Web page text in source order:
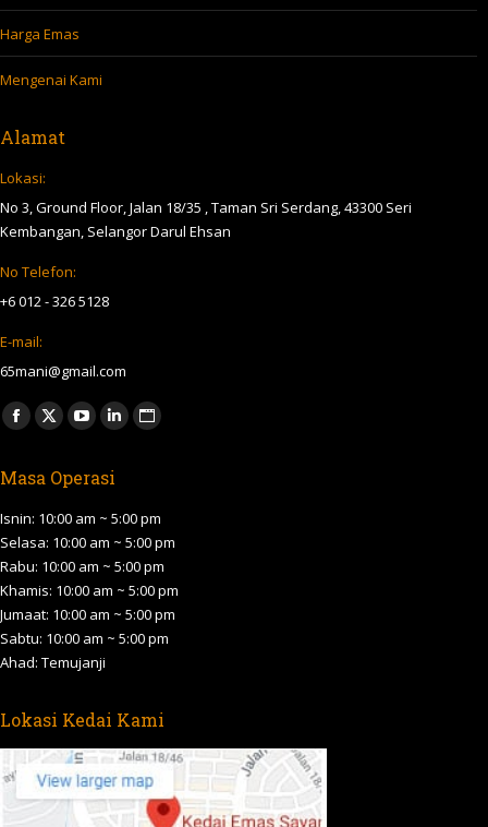
Harga Emas
Mengenai Kami
Alamat
Lokasi:
No 3, Ground Floor, Jalan 18/35 , Taman Sri Serdang, 43300 Seri
Kembangan, Selangor Darul Ehsan
No Telefon:
+6 012 - 326 5128
E-mail:
65mani@gmail.com
Find us on:
Facebook
opens
in
new
window
X
opens
in
new
window
YouTube
opens
in
new
window
Linkedin
opens
in
new
window
Website
in
new
window
Masa Operasi
Isnin: 10:00 am ~ 5:00 pm
Selasa: 10:00 am ~ 5:00 pm
Rabu: 10:00 am ~ 5:00 pm
Khamis: 10:00 am ~ 5:00 pm
Jumaat: 10:00 am ~ 5:00 pm
Sabtu: 10:00 am ~ 5:00 pm
Ahad: Temujanji
Lokasi Kedai Kami